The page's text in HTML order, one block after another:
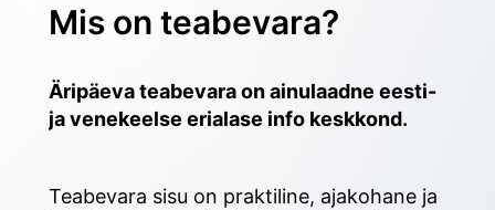
Mis on teabevara?
Äripäeva teabevara on ainulaadne eesti-
ja venekeelse erialase info keskkond.
Teabevara sisu on praktiline, ajakohane ja